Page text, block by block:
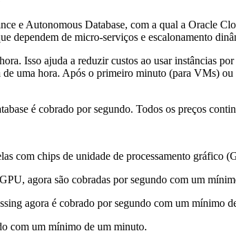
e Autonomous Database, com a qual a Oracle
dependem de micro-serviços e escalonamento
Isso ajuda a reduzir custos ao usar instâncias
uma hora. Após o primeiro minuto (para VMs)
é cobrado por segundo. Todos os preços
com chips de unidade de processamento gráfico
agora são cobradas por segundo com um
agora é cobrado por segundo com um mínimo
com um mínimo de um minuto.